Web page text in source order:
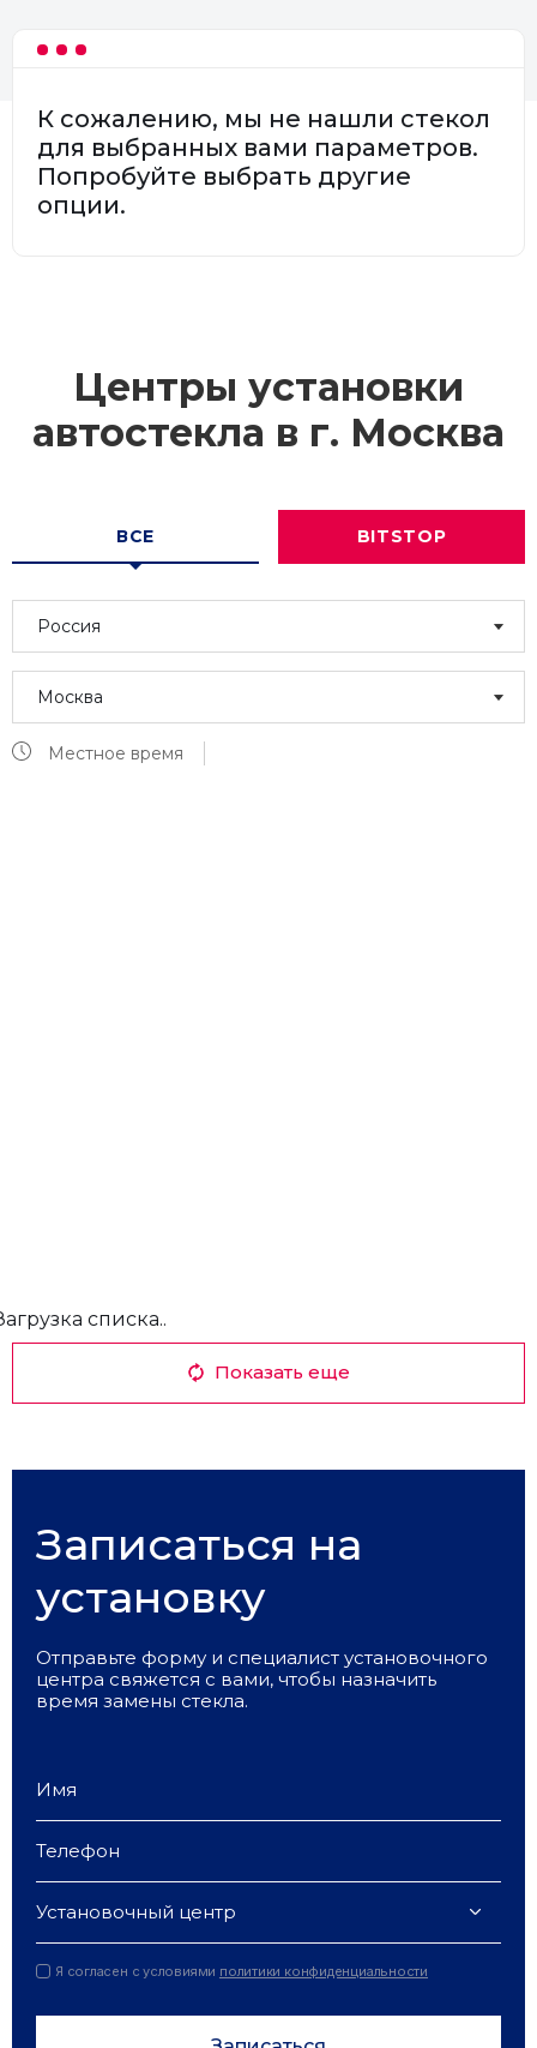
К сожалению, мы не нашли стекол
для выбранных вами параметров.
Попробуйте выбрать другие
опции.
Центры установки
автостекла в г. Москва
ВСЕ BITSTOP
Россия
Москва
Местное время
списка..
Показать еще
Записаться на
установку
Отправьте форму и специалист установочного
центра свяжется с вами, чтобы назначить
время замены стекла.
Установочный центр
Я согласен с условиями политики конфиденциальности